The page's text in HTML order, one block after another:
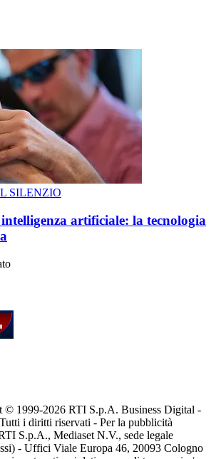
SILENZIO
artificiale: la tecnologia
© 1999-2026 RTI S.p.A. Business Digital -
i diritti riservati - Per la pubblicità
S.p.A., Mediaset N.V., sede legale
- Uffici Viale Europa 46, 20093 Cologno